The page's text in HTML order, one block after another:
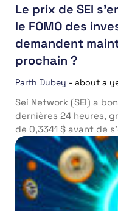
Le prix de SEI
le FOMO des
demandent
prochain ?
Parth Dubey - about a
Sei Network (SEI) a
dernières 24 heures,
de 0,3341 $ avant de